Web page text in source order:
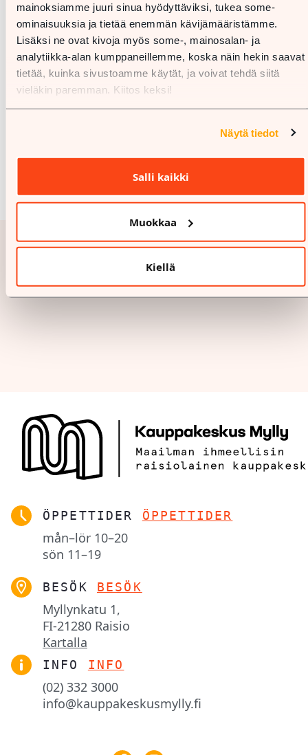
mainoksiamme juuri sinua hyödyttäviksi, tukea some-
ominaisuuksia ja tietää enemmän kävijämääristämme.
Lisäksi ne ovat kivoja myös some-, mainosalan- ja
analytiikka-alan kumppaneillemme, koska näin hekin saavat
tietää, kuinka sivustoamme käytät, ja voivat tehdä siitä
vieläkin paremman. Kiitos keksi!
Näytä tiedot
Salli kaikki
Muokkaa
Kiellä
ÖPPETTIDER ÖPPETTIDER
mån–lör 10–20
sön 11–19
BESÖK BESÖK
Myllynkatu 1,
FI-21280 Raisio
Kartalla
INFO INFO
(02) 332 3000
info@kauppakeskusmylly.fi